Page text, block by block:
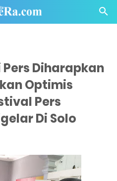
Diharapkan
Optimis
Pers
Di Solo